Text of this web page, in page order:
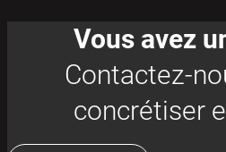
Vous avez
Contactez-
concrétiser